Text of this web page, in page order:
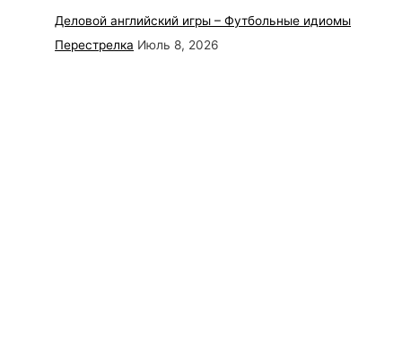
Деловой английский игры – Футбольные идиомы
Перестрелка Июль 8, 2026